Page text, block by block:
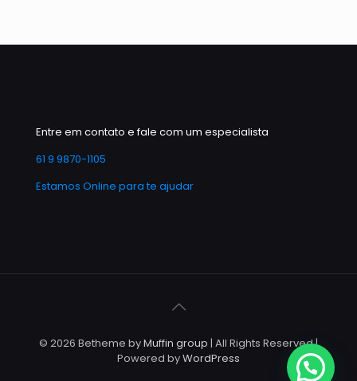
Entre em contato e fale com um especialista
61 9 9870-1105
Estamos Online para te ajudar
© 2026 Betheme byMuffin group | All Rights Reserved |
Powered byWordPress